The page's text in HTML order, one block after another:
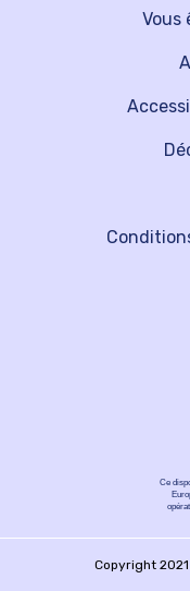
Vous
Ce
Copyright 2021